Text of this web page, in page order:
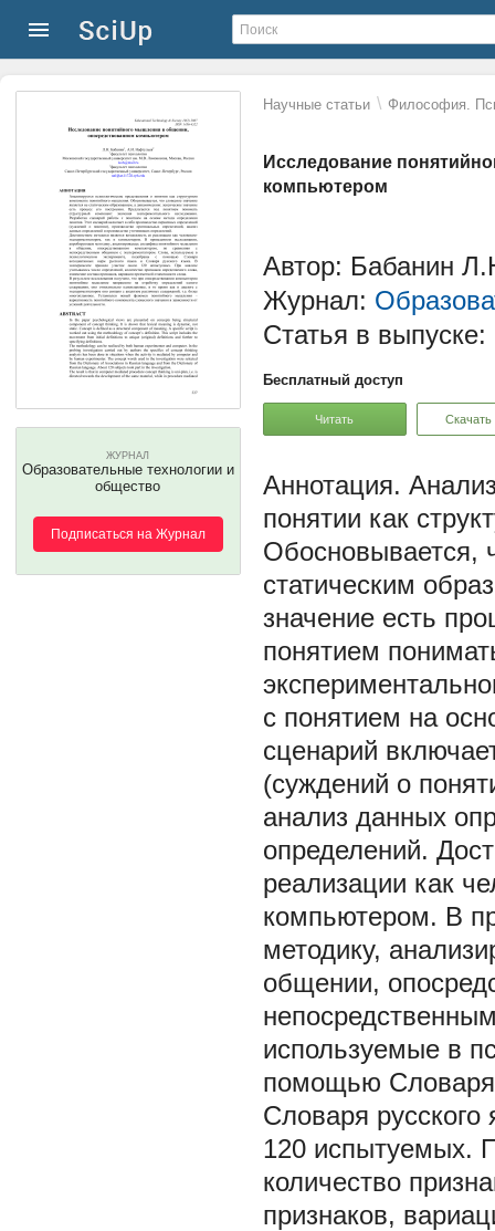
Научные статьи \ Философия.
Исследование
компьютером
ЖУРНАЛ
Образовательные технологии и
общество
Подписаться на Журнал
Автор: Бабанин
Журнал:
Статья в выпуске:
Бесплатный доступ
Читать Скачать
понятии как
Обосновывается,
статическим
значение есть
понятием
с понятием на
сценарий
(суждений о
анализ данных
определений.
реализации как
компьютером. В
методику,
общении,
используемые в
помощью Словаря
Словаря
120 испытуемых.
количество
признаков,